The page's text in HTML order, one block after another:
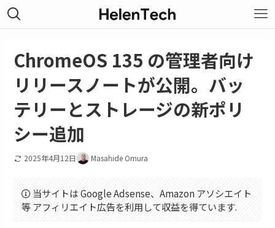
ChromeOS 135 の管理者向け
リリースノートが公開。バッ
テリーとストレージの新ポリ
シー追加
2025年4月12日 Masahide Omura
当サイトは Google Adsense、Amazon アソシエイト
等 アフィリエイト広告を利用して収益を得ています.